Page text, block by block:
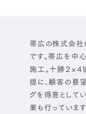
帯広の株式会社
です。帯広を中
施工。十勝２×
提に、顧客の要
グを得意としてい
業も行っています